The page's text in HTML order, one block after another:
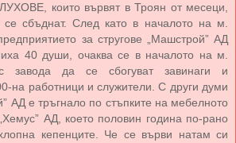
които вървят в Троян от месеци,
сбъднат. След като в началото на м.
за стругове „Машстрой” АД
40 души, очаква се в началото на м.
завода да се сбогуват завинаги и
на работници и служители. С други думи
АД е тръгнало по стъпките на мебелното
АД, което половин година по-рано
кепенците. Че се върви натам си